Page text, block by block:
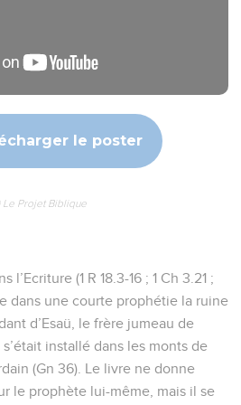
le poster
Le Projet Biblique
(1 R 18.3-16 ; 1 Ch 3.21 ;
dans une courte prophétie la ruine
d’Esaü, le frère jumeau de
installé dans les monts de
(Gn 36). Le livre ne donne
le prophète lui-même, mais il se